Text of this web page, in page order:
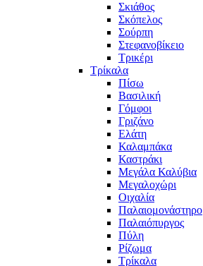
Σκιάθος
Σκόπελος
Σούρπη
Στεφανοβίκειο
Τρικέρι
Τρίκαλα
Πίσω
Βασιλική
Γόμφοι
Γριζάνο
Ελάτη
Καλαμπάκα
Καστράκι
Μεγάλα Καλύβια
Μεγαλοχώρι
Οιχαλία
Παλαιομονάστηρο
Παλαιόπυργος
Πύλη
Ρίζωμα
Τρίκαλα